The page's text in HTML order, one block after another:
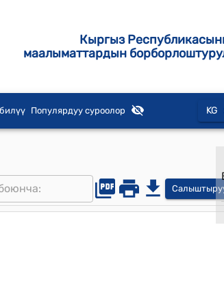
Кыргыз
маалыматтардын
Популярдуу суроолор KG